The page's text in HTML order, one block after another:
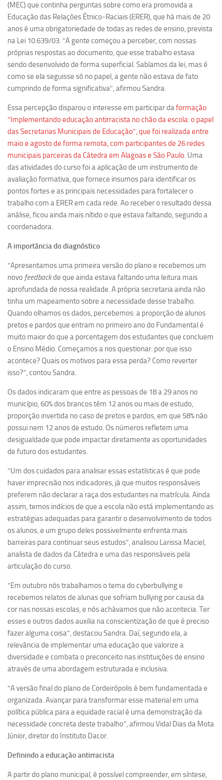
Fernando de Lima Caneppele
Geciane Silveira Porto
Maria Paula Costa Bertran
Professor Sênior
Professores Seniores Encerrados
Institucional
Polo Ribeirão Preto
Estrutura do polo
Espaço de Eventos
Projetos
Ciência com Pipoca
Ciência Por Elas
Pint of Science
União Pró-Vacina
Publicações
Clipping
Documentos
Relatórios
Revista Estudos Avançados
Espaço Cultural
Contato
Newsletter
(MEC) que continha perguntas sobre como era promovida a
Educação das Relações Étnico-Raciais (ERER), que há mais de 20
anos é uma obrigatoriedade de todas as redes de ensino, prevista
na Lei 10.639/03. “A gente começou a perceber, com nossas
próprias respostas ao documento, que esse trabalho estava
sendo desenvolvido de forma superficial. Sabíamos da lei, mas é
como se ela seguisse só no papel, a gente não estava de fato
cumprindo de forma significativa”, afirmou Sandra.
Essa percepção disparou o interesse em participar daformação
“Implementando educação antirracista no chão da escola: o papel
das Secretarias Municipais de Educação”, que foi realizada entre
maio e agosto de forma remota, com participantes de 26 redes
municipais parceiras da Cátedra em Alagoas e São Paulo. Uma
das atividades do curso foi a aplicação de um instrumento de
avaliação formativa, que fornece insumos para identificar os
pontos fortes e as principais necessidades para fortalecer o
trabalho com a ERER em cada rede. Ao receber o resultado dessa
análise, ficou ainda mais nítido o que estava faltando, segundo a
coordenadora.
A importância do diagnóstico
“Apresentamos uma primeira versão do plano e recebemos um
novo feedbackde que ainda estava faltando uma leitura mais
aprofundada de nossa realidade. A própria secretaria ainda não
tinha um mapeamento sobre a necessidade desse trabalho.
Quando olhamos os dados, percebemos: a proporção de alunos
pretos e pardos que entram no primeiro ano do Fundamental é
muito maior do que a porcentagem dos estudantes que concluem
o Ensino Médio. Começamos a nos questionar: por que isso
acontece? Quais os motivos para essa perda? Como reverter
isso?”, contou Sandra.
Os dados indicaram que entre as pessoas de 18 a 29 anos no
município, 60% dos brancos têm 12 anos ou mais de estudo,
proporção invertida no caso de pretos e pardos, em que 58% não
possui nem 12 anos de estudo. Os números refletem uma
desigualdade que pode impactar diretamente as oportunidades
de futuro dos estudantes.
“Um dos cuidados para analisar essas estatísticas é que pode
haver imprecisão nos indicadores, já que muitos responsáveis
preferem não declarar a raça dos estudantes na matrícula. Ainda
assim, temos indícios de que a escola não está implementando as
estratégias adequadas para garantir o desenvolvimento de todos
os alunos, e um grupo deles possivelmente enfrenta mais
barreiras para continuar seus estudos”, analisou Larissa Maciel,
analista de dados da Cátedra e uma das responsáveis pela
articulação do curso.
“Em outubro nós trabalhamos o tema do cyberbullying e
recebemos relatos de alunas que sofriam bullying por causa da
cor nas nossas escolas, e nós achávamos que não acontecia. Ter
esses e outros dados auxilia na conscientização de que é preciso
fazer alguma coisa”, destacou Sandra. Daí, segundo ela, a
relevância de implementar uma educação que valorize a
diversidade e combata o preconceito nas instituições de ensino
através de uma abordagem estruturada e inclusiva.
“A versão final do plano de Cordeirópolis é bem fundamentada e
organizada. Avançar para transformar esse material em uma
política pública para a equidade racial é uma demonstração da
necessidade concreta deste trabalho”, afirmou Vidal Dias da Mota
Júnior, diretor do Instituto Dacor.
Definindo a educação antirracista
A partir do plano municipal, é possível compreender, em síntese,